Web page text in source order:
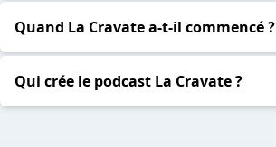
Quand La Cravate a-t-il commencé ?
Qui crée le podcast La Cravate ?